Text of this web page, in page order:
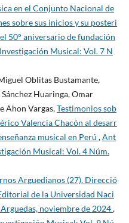
en el Conjunto Nacional de
sobre sus inicios y su posteri
50° aniversario de fundación
Musical: Vol. 7 N
Oblitas Bustamante,
Huaringa, Omar
Ahon Vargas,Testimonios sob
Valencia Chacón al desarr
musical en Perú ,Ant
Musical: Vol. 4 Núm.
Arguedianos (27). Direcció
de la Universidad Naci
noviembre de 2024,